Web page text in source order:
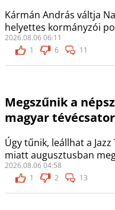
Kármán András váltja
helyettes kormányzói
2026.08.06 06:11
1
6 11
Megszűnik a
magyar
Úgy tűnik, leállhat a
miatt augusztusban
2026.08.06 04:58
1
2 13